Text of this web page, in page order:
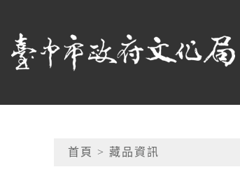
臺中市政府文化局
網頁導覽
首頁 > 藏品資訊